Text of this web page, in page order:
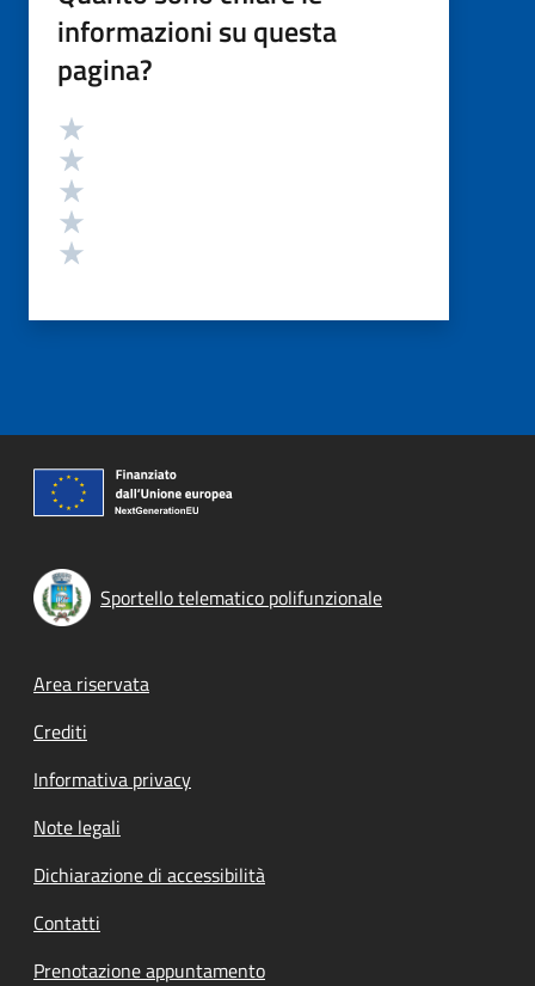
informazioni su questa
pagina?
Valutazione
Sportello telematico polifunzionale
Footer menu
Area riservata
Crediti
Informativa privacy
Note legali
Dichiarazione di accessibilità
Contatti
Prenotazione appuntamento